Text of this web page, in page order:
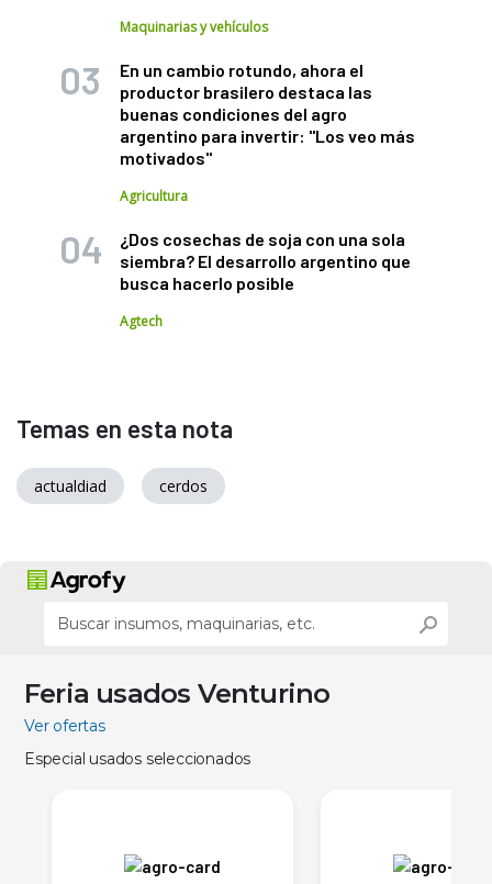
Maquinarias y vehículos
En un cambio rotundo, ahora el
productor brasilero destaca las
buenas condiciones del agro
argentino para invertir: "Los veo más
motivados"
Agricultura
¿Dos cosechas de soja con una sola
siembra? El desarrollo argentino que
busca hacerlo posible
Agtech
Temas en esta nota
actualdiad cerdos
Feria usados Venturino
Ver ofertas
Especial usados seleccionados